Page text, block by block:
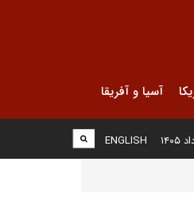
آسیا و آفریقا
ENGLISH